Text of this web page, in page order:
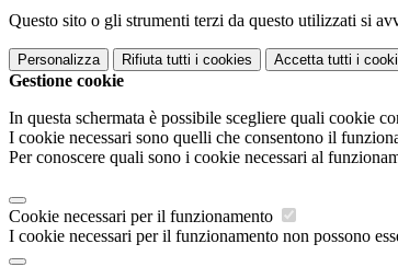
Questo sito o gli strumenti terzi da questo utilizzati si
Personalizza Rifiuta tutti i cookies Accetta tutti i
Gestione cookie
In questa schermata è possibile scegliere quali cookie
I cookie necessari sono quelli che consentono il
Per conoscere quali sono i cookie necessari al
Cookie necessari per il funzionamento
I cookie necessari per il funzionamento non possono